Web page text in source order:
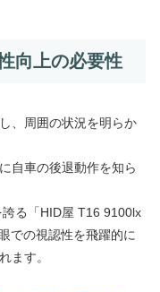
向上の必要性
、周囲の状況を明らか
自車の後退動作を知ら
る「HID屋 T16 9100lx
での視認性を飛躍的に
ます。